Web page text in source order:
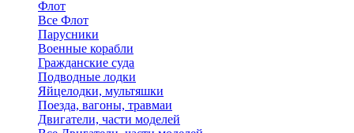
Флот
Все Флот
Парусники
Военные корабли
Гражданские суда
Подводные лодки
Яйцелодки, мультяшки
Поезда, вагоны, травмаи
Двигатели, части моделей